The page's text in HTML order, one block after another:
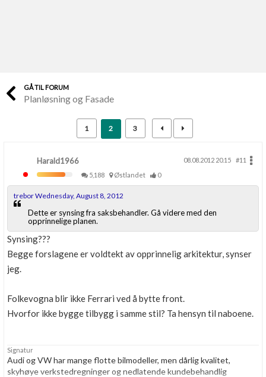
Finn håndverkere
Skaff dokumentasjon som mangler
Kundeservice
Få svar på det du lurer på
Kom i gang med Boligmappa
Se din bolig? Klikk her
GÅ TIL FORUM
Planløsning og Fasade
1 2 3
Harald1966 08.08.2012 20.15
#11
5,188
Østlandet 0
trebor Wednesday, August 8, 2012
Dette er synsing fra saksbehandler. Gå videre med den
opprinnelige planen.
Synsing???
Begge forslagene er voldtekt av opprinnelig arkitektur, synser
jeg.
Folkevogna blir ikke Ferrari ved å bytte front.
Hvorfor ikke bygge tilbygg i samme stil? Ta hensyn til naboene.
Signatur
Audi og VW har mange flotte bilmodeller, men dårlig kvalitet,
skyhøye verkstedregninger og nedlatende kundebehandlig